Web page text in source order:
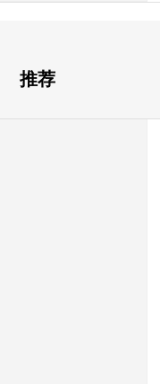
推荐